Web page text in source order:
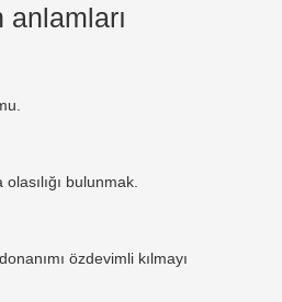
anlamları
bulunmak.
özdevimli kılmayı